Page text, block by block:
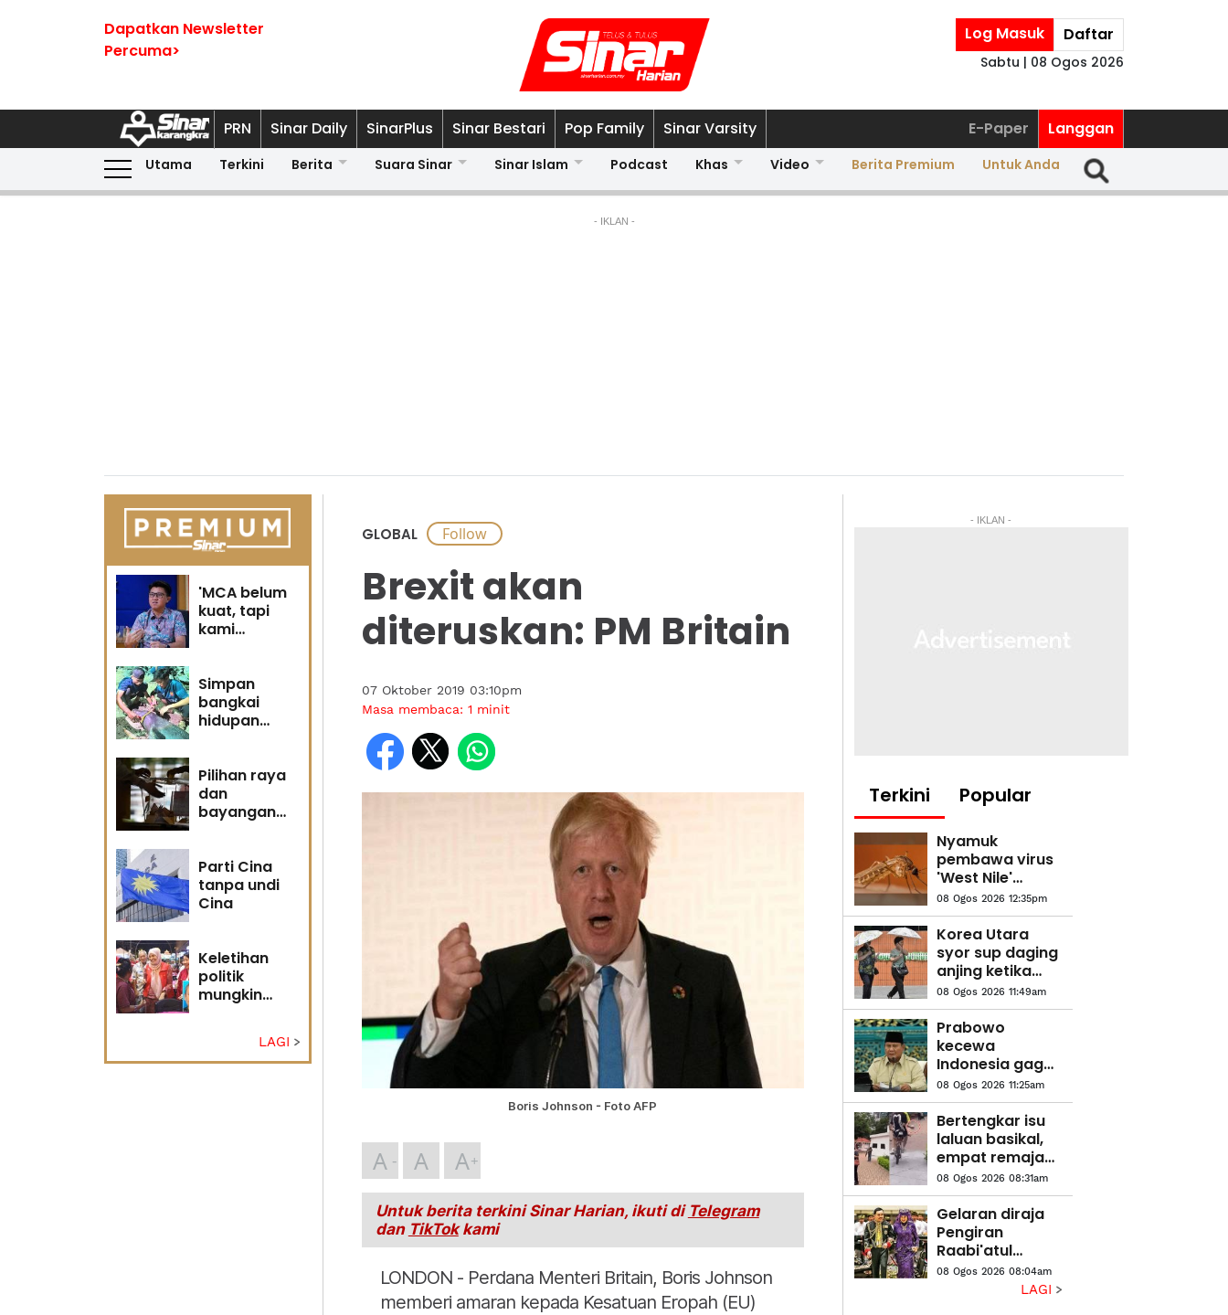
Dapatkan Newsletter
Percuma>
Log Masuk Daftar
Sabtu | 08 Ogos 2026
PRN Sinar Daily SinarPlus Sinar Bestari Pop Family Sinar Varsity E-Paper Langgan
Utama Terkini Berita Suara Sinar Sinar Islam Podcast Khas Video Berita Premium Untuk Anda
- IKLAN -
'MCA belum
kuat, tapi
kami
Simpan
bangkai
hidupan
Pilihan raya
dan
bayangan
Parti Cina
tanpa undi
Cina
Keletihan
politik
mungkin
Penganalisis
LAGI
GLOBAL
Brexit akan
diteruskan: PM Britain
07 Oktober 2019 03:10pm
Masa membaca: 1 minit
Boris Johnson - Foto AFP
A A A
Untuk berita terkini Sinar Harian, ikuti di Telegram
dan TikTokkami
LONDON - Perdana Menteri Britain, Boris Johnson
memberi amaran kepada Kesatuan Eropah (EU)
- IKLAN -
Terkini Popular
Nyamuk
pembawa virus
'West Nile'
dikesan di Israel
08 Ogos 2026 12:35pm
Korea Utara
syor sup daging
anjing ketika
gelombang
haba cecah 36.7
darjah Celsius
08 Ogos 2026 11:49am
Prabowo
kecewa
Indonesia gagal
ke Piala Dunia,
meskipun
penduduk
hampir 300 juta
08 Ogos 2026 11:25am
Bertengkar isu
laluan basikal,
empat remaja
baling bebola
tisu basah
ditahan
08 Ogos 2026 08:31am
Gelaran diraja
Pengiran
Raabi'atul
Adawiyyah
ditarik balik
08 Ogos 2026 08:04am
LAGI